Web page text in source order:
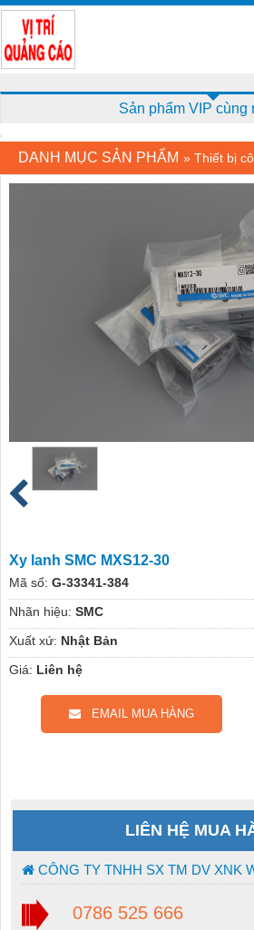
Sản phẩm VIP cùng
DANH MỤC SẢN PHẨM » Thiết bị
Xy lanh SMC MXS12-30
Mã số: G-33341-384
Nhãn hiệu: SMC
Xuất xứ: Nhật Bản
Giá: Liên hệ
EMAIL MUA HÀNG
LIÊN HỆ MUA
CÔNG TY TNHH SX TM DV XNK
0786 525 666